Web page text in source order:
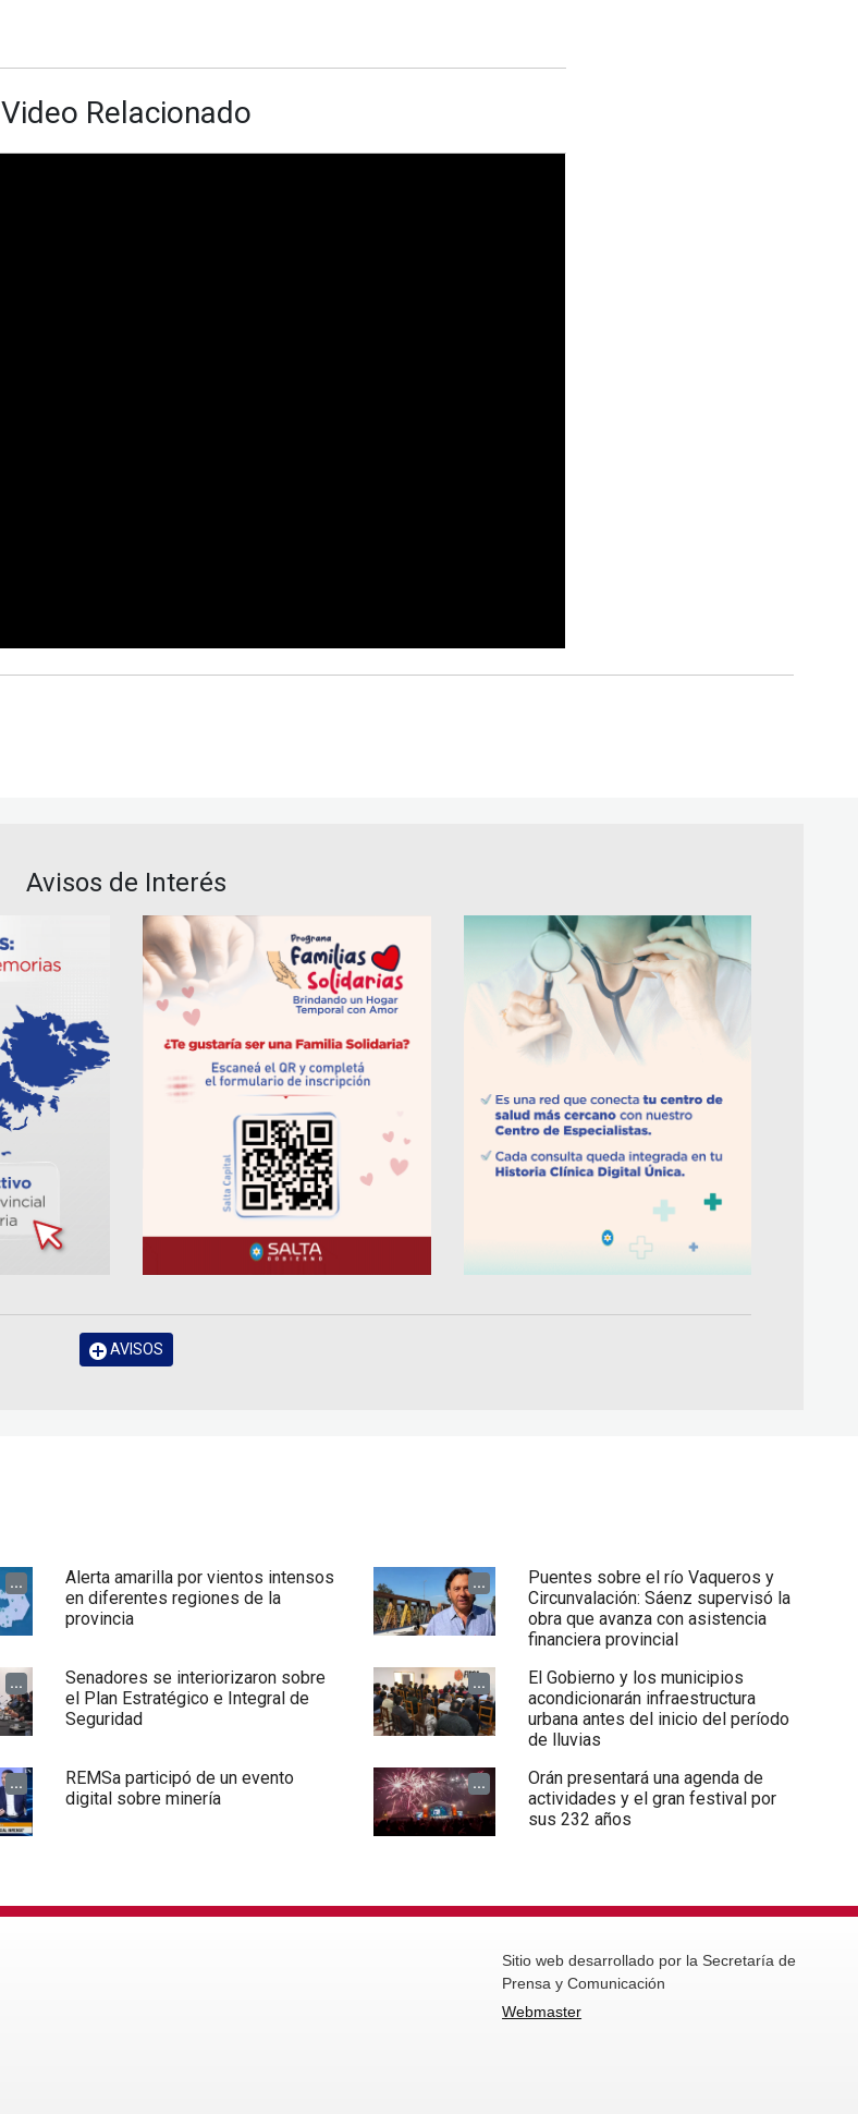
Video Relacionado
Avisos de Interés
AVISOS
...
Alerta amarilla por vientos intensos
en diferentes regiones de la
provincia
...
Puentes sobre el río Vaqueros y
Circunvalación: Sáenz supervisó la
obra que avanza con asistencia
financiera provincial
...
Senadores se interiorizaron sobre
el Plan Estratégico e Integral de
Seguridad
...
El Gobierno y los municipios
acondicionarán infraestructura
urbana antes del inicio del período
de lluvias
...
REMSa participó de un evento
digital sobre minería
...
Orán presentará una agenda de
actividades y el gran festival por
sus 232 años
Sitio web desarrollado por la Secretaría de
Prensa y Comunicación
Webmaster